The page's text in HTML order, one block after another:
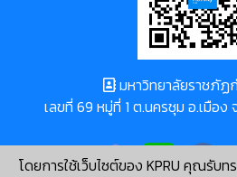
โดยการใช้เว็บไซต์ของ KPRU คุณรับท
มหาวิทยาลัยราชภัฏ
เลขที่ 69 หมู่ที่ 1 ต.นครชุม อ.เมือ